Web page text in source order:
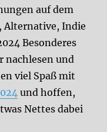
auf dem
Alternative, Indie
Besonderes
nachlesen und
viel Spaß mit
und hoffen,
Nettes dabei